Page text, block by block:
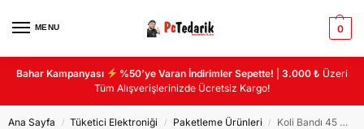
MENU 0
Bahar Kampanyası %50’ye Varan İndirimler Sepette! |3.000 ₺ Üzeri
Tüm Alışverişlerinizde Ücretsiz Kargo!
Ana Sayfa / Tüketici Elektroniği / Paketleme Ürünleri / Koli Bandı 45 mm x 40 m Şeffaf Tekli (BANT K-96 )